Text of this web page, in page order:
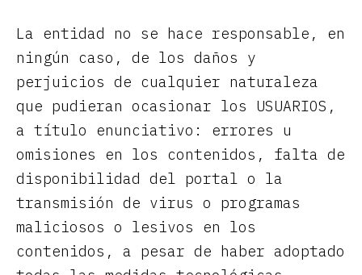
La entidad no se hace responsable, en
ningún caso, de los daños y
perjuicios de cualquier naturaleza
que pudieran ocasionar los USUARIOS,
a título enunciativo: errores u
omisiones en los contenidos, falta de
disponibilidad del portal o la
transmisión de virus o programas
maliciosos o lesivos en los
contenidos, a pesar de haber adoptado